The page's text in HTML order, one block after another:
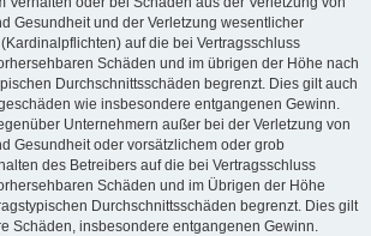
Gesundheit und der Verletzung wesentlicher
auf die bei Vertragsschluss
Schäden und im übrigen der Höhe nach
Durchschnittsschäden begrenzt. Dies gilt auch
wie insbesondere entgangenen Gewinn.
Unternehmern außer bei der Verletzung von
Gesundheit oder vorsätzlichem oder grob
des Betreibers auf die bei Vertragsschluss
Schäden und im Übrigen der Höhe
Durchschnittsschäden begrenzt. Dies gilt
Schäden, insbesondere entgangenen Gewinn.